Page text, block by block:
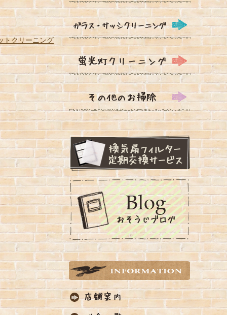
トクリーニング